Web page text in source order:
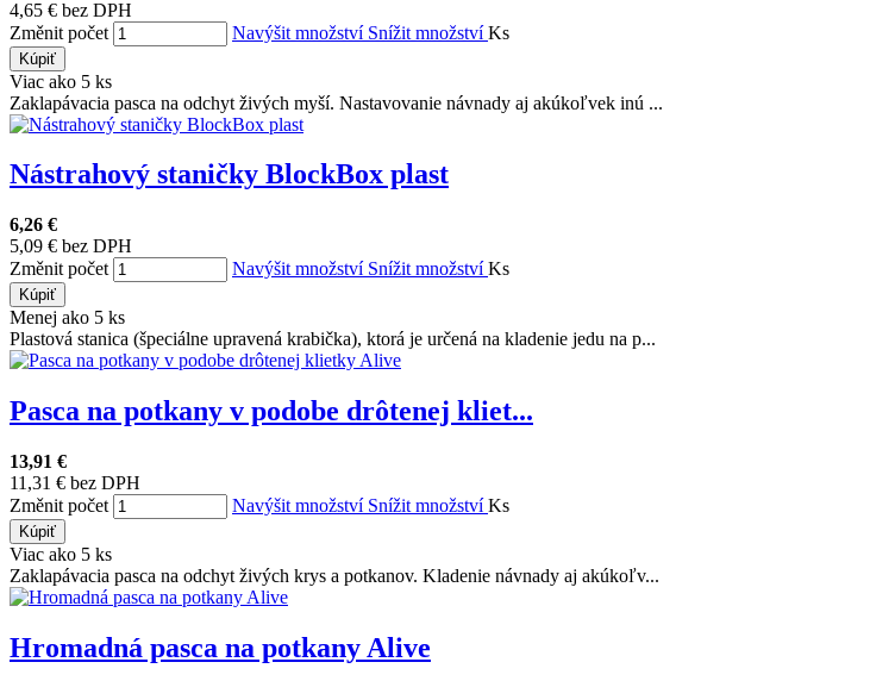
4,65 € bez DPH
Změnit počet
Navýšit množství Snížit množstvíKs
Kúpiť
Viac ako 5 ks
Zaklapávacia pasca na odchyt živých myší. Nastavovanie návnady aj akúkoľvek inú ...
Nástrahový staničky BlockBox plast
6,26 €
5,09 € bez DPH
Změnit počet
Navýšit množství Snížit množstvíKs
Kúpiť
Menej ako 5 ks
Plastová stanica (špeciálne upravená krabička), ktorá je určená na kladenie jedu na p...
Pasca na potkany v podobe drôtenej kliet...
13,91 €
11,31 € bez DPH
Změnit počet
Navýšit množství Snížit množstvíKs
Kúpiť
Viac ako 5 ks
Zaklapávacia pasca na odchyt živých krys a potkanov. Kladenie návnady aj akúkoľv...
Hromadná pasca na potkany Alive